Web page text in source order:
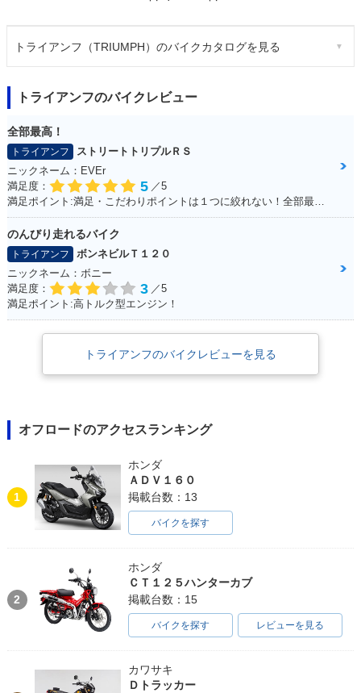
トライアンフ（TRIUMPH）のバイクカタログを見る
トライアンフのバイクレビュー
全部最高！
トライアンフ
ストリートトリプルＲＳ
ニックネーム：EVEr
満足度：
5 ／5
満足ポイント:満足・こだわりポイントは１つに絞れない！全部最高！！
のんびり走れるバイク
トライアンフ
ボンネビルＴ１２０
ニックネーム：ボニー
満足度：
3 ／5
満足ポイント:高トルク型エンジン！
トライアンフのバイクレビューを見る
オフロードのアクセスランキング
1
ホンダ
ＡＤＶ１６０
掲載台数：13
バイクを探す
2
ホンダ
ＣＴ１２５ハンターカブ
掲載台数：15
バイクを探す レビューを見る
カワサキ
Ｄトラッカー